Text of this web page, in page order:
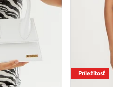
Príležitosť